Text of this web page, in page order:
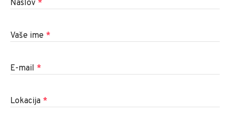
Naslov *
Vaše ime *
E-mail *
Lokacija *